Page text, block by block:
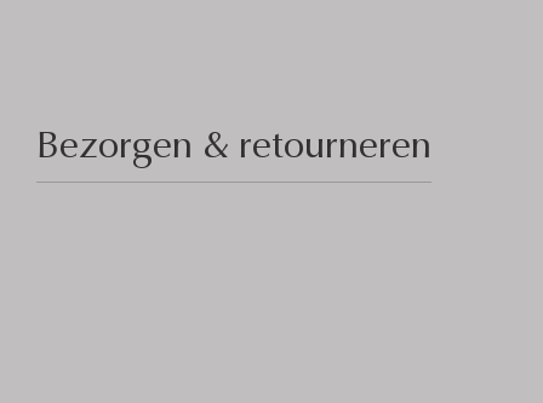
Bezorgen & retourneren